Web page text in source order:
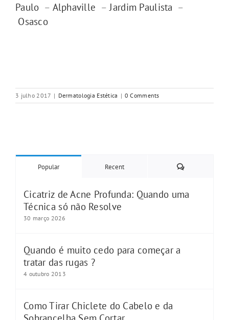
Paulo – Alphaville –Jardim Paulista –
Osasco
3 julho 2017 | Dermatologia Estética | 0 Comments
Popular Recent Comments
Cicatriz de Acne Profunda: Quando uma
Técnica só não Resolve
30 março 2026
Quando é muito cedo para começar a
tratar das rugas ?
4 outubro 2013
Como Tirar Chiclete do Cabelo e da